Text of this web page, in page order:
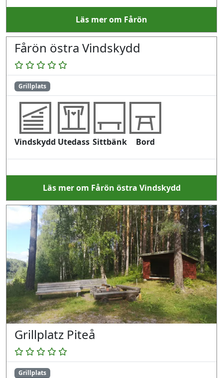
Läs mer om Fårön
Fårön östra Vindskydd
Grillplats
Vindskydd Utedass Sittbänk Bord
Läs mer om Fårön östra Vindskydd
Grillplatz Piteå
Grillplats